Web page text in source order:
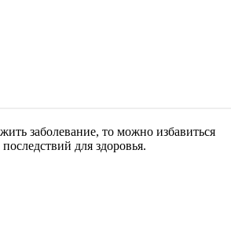
заболевание, то можно избавиться
для здоровья.